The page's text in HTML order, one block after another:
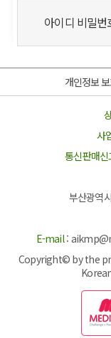
아이디 비밀번
개인정보
사
통신판매
부산광역
E-mail:
Copyright© by the